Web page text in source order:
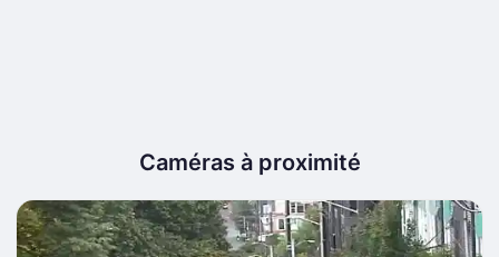
Caméras à proximité